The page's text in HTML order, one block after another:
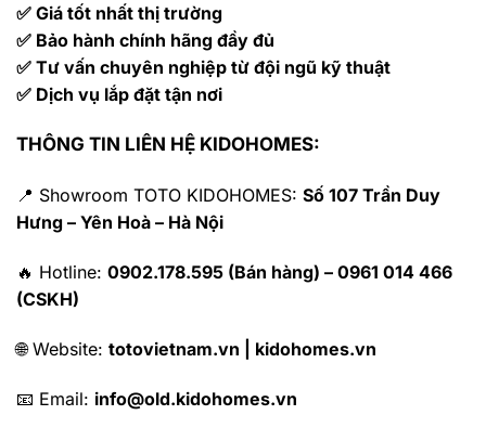
✅ Giá tốt nhất thị trường
✅ Bảo hành chính hãng đầy đủ
✅ Tư vấn chuyên nghiệp từ đội ngũ kỹ thuật
✅ Dịch vụ lắp đặt tận nơi
THÔNG TIN LIÊN HỆ KIDOHOMES:
📍 Showroom TOTO KIDOHOMES: Số 107 Trần Duy
Hưng – Yên Hoà – Hà Nội
🔥 Hotline: 0902.178.595 (Bán hàng) – 0961 014 466
(CSKH)
🌐 Website: totovietnam.vn | kidohomes.vn
📧 Email: info@old.kidohomes.vn